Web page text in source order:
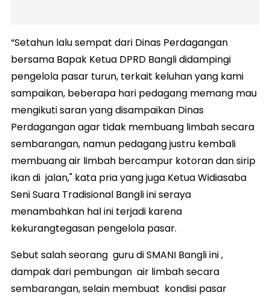
“Setahun lalu sempat dari Dinas Perdagangan
bersama Bapak Ketua DPRD Bangli didampingi
pengelola pasar turun, terkait keluhan yang kami
sampaikan, beberapa hari pedagang memang mau
mengikuti saran yang disampaikan Dinas
Perdagangan agar tidak membuang limbah secara
sembarangan, namun pedagang justru kembali
membuang air limbah bercampur kotoran dan sirip
ikan di jalan," kata pria yang juga Ketua Widiasaba
Seni Suara Tradisional Bangli ini seraya
menambahkan hal ini terjadi karena
kekurangtegasan pengelola pasar.
Sebut salah seorang guru di SMANI Bangli ini ,
dampak dari pembungan air limbah secara
sembarangan, selain membuat kondisi pasar